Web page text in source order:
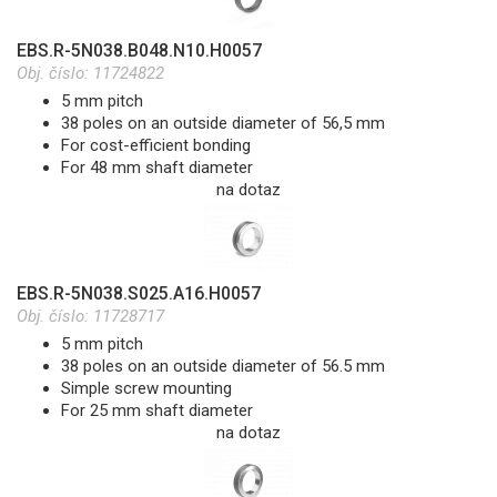
EBS.R-5N038.B048.N10.H0057
Obj. číslo: 11724822
5 mm pitch
38 poles on an outside diameter of 56,5 mm
For cost-efficient bonding
For 48 mm shaft diameter
na dotaz
EBS.R-5N038.S025.A16.H0057
Obj. číslo: 11728717
5 mm pitch
38 poles on an outside diameter of 56.5 mm
Simple screw mounting
For 25 mm shaft diameter
na dotaz